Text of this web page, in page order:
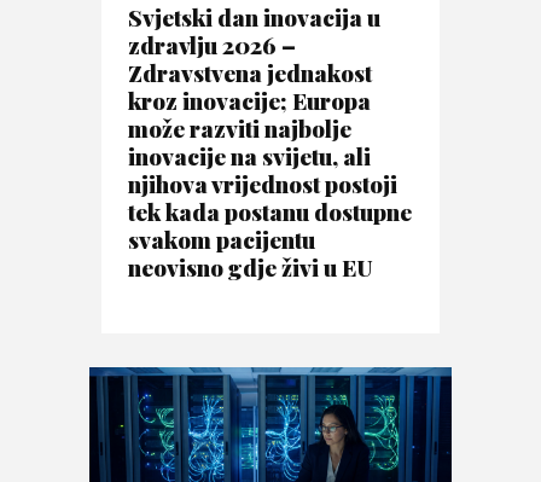
Svjetski dan inovacija u
zdravlju 2026 –
Zdravstvena jednakost
kroz inovacije; Europa
može razviti najbolje
inovacije na svijetu, ali
njihova vrijednost postoji
tek kada postanu dostupne
svakom pacijentu
neovisno gdje živi u EU